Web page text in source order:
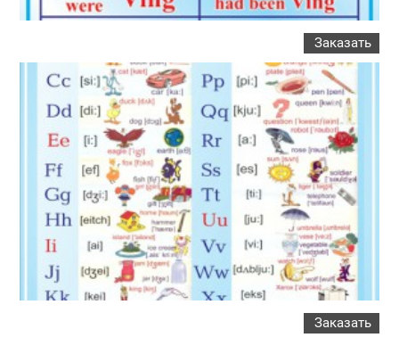
Заказать
Заказать